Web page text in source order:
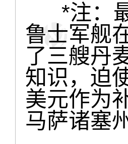
*注：最
鲁士军舰
了三艘丹
知识，迫
美元作为
马萨诸塞